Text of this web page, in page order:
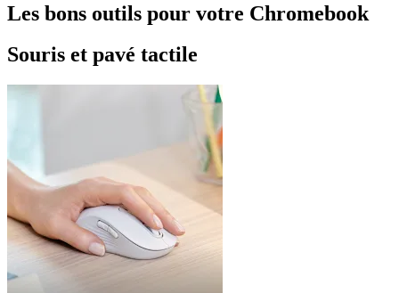
Les bons outils pour votre Chromebook
Souris et pavé tactile